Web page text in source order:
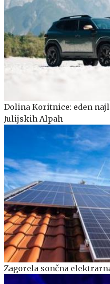
Dolina Koritnice: eden
Julijskih Alpah
Zagorela sončna